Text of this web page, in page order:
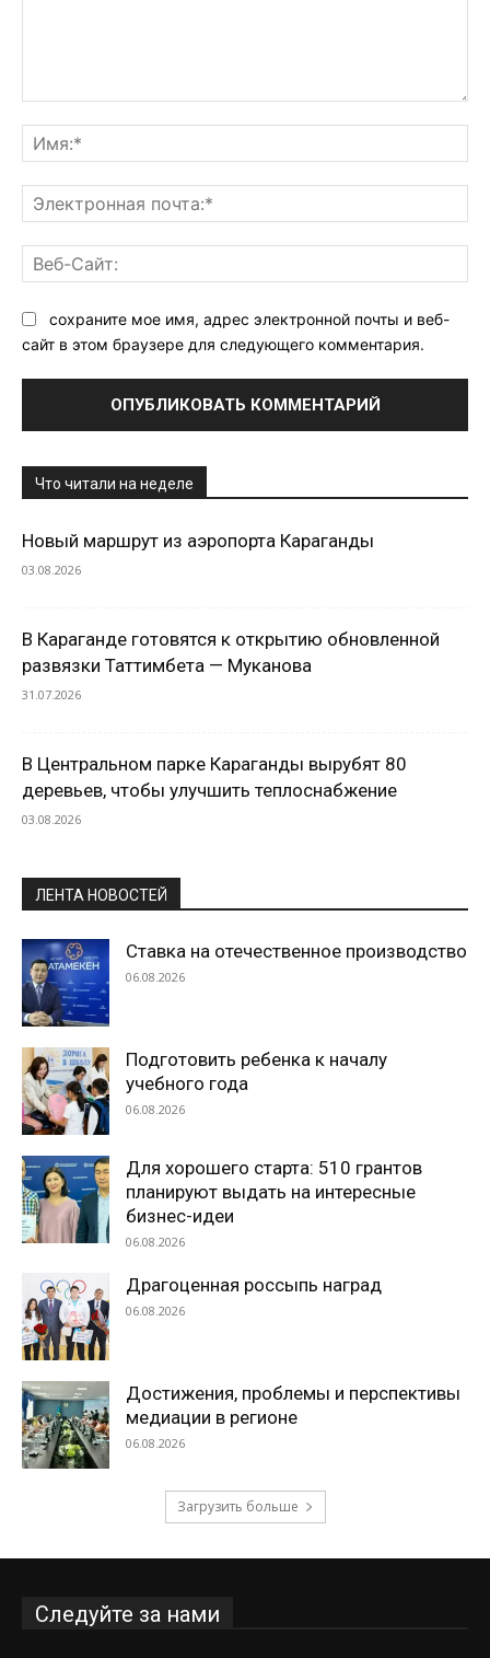
сохраните мое имя, адрес электронной почты и веб-
сайт в этом браузере для следующего комментария.
Что читали на неделе
Новый маршрут из аэропорта Караганды
03.08.2026
В Караганде готовятся к открытию обновленной
развязки Таттимбета — Муканова
31.07.2026
В Центральном парке Караганды вырубят 80
деревьев, чтобы улучшить теплоснабжение
03.08.2026
ЛЕНТА НОВОСТЕЙ
Ставка на отечественное производство
06.08.2026
Подготовить ребенка к началу
учебного года
06.08.2026
Для хорошего старта: 510 грантов
планируют выдать на интересные
бизнес-идеи
06.08.2026
Драгоценная россыпь наград
06.08.2026
Достижения, проблемы и перспективы
медиации в регионе
06.08.2026
Загрузить больше
Следуйте за нами